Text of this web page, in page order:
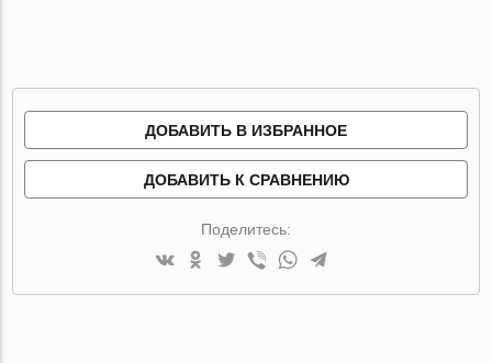
ДОБАВИТЬ В ИЗБРАННОЕ
ДОБАВИТЬ К СРАВНЕНИЮ
Поделитесь: